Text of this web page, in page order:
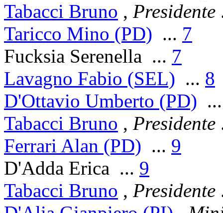
Tabacci Bruno , Presidente
Taricco Mino (PD) ... 7
Fucksia Serenella ... 7
Lavagno Fabio (SEL) ... 8
D'Ottavio Umberto (PD)
Tabacci Bruno , Presidente
Ferrari Alan (PD) ... 9
D'Adda Erica ... 9
Tabacci Bruno , Presidente